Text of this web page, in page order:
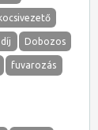
díj Dobozos
fuvarozás